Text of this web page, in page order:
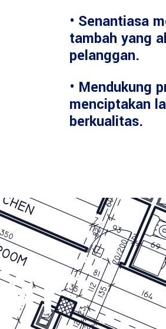
• Senantiasa
tambah yang
pelanggan.
• Mendukung
menciptakan
berkualitas.